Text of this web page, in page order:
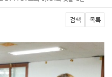
검색 목록